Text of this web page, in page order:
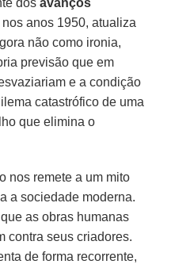
anos 1950, atualiza
não como ironia,
previsão que em
e a condição
catastrófico de uma
que elimina o
nos remete a um mito
a sociedade moderna.
as obras humanas
contra seus criadores.
de forma recorrente,